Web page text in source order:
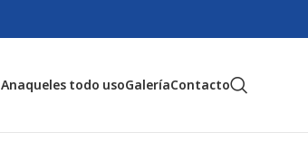
Anaqueles todo usoGaleríaContacto